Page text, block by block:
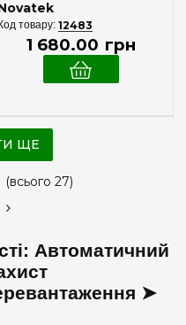
12483
1 680.00 грн
ЩЕ
(всього 27)
Автоматичний
➤